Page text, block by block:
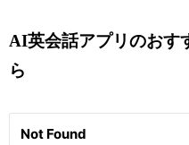
AI英会話アプリのおす
ら